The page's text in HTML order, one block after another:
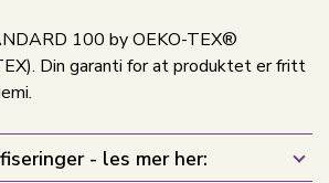
100 by OEKO-TEX®
Din garanti for at produktet er fritt
- les mer her: